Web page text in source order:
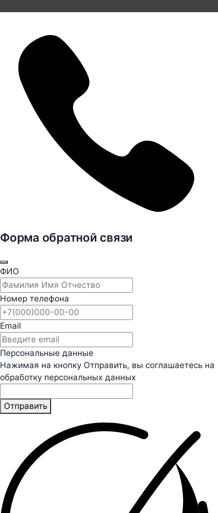
Форма обратной связи
ФИО
Номер телефона
Email
Персональные данные
Нажимая на кнопку Отправить, вы соглашаетесь на
обработку персональных данных
Отправить